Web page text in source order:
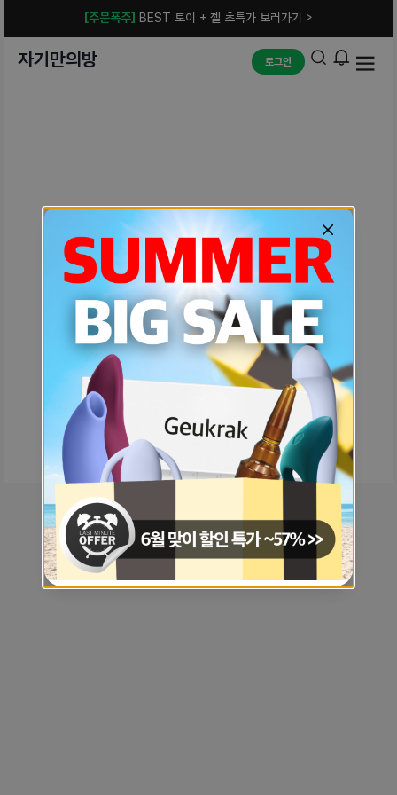
[주문폭주] BEST 토이 + 젤 초특가 보러가기 >
자기만의방 로그인
예상치 못한 에러입니다.